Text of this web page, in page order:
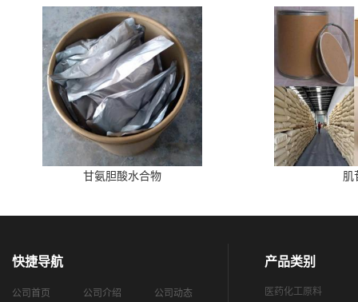
甘氨胆酸水合物 肌
快捷导航
公司首页 公司介绍 公司动态
产品类别
医药化工原料